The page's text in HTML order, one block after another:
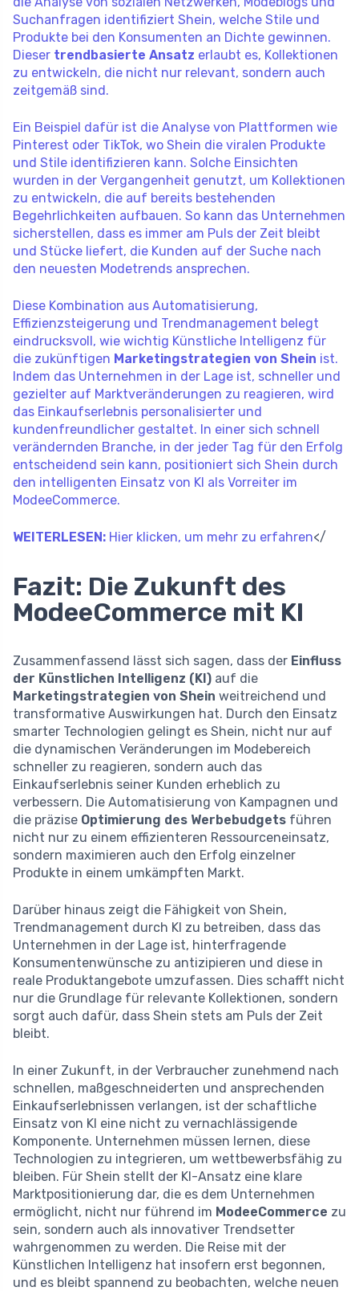
Suchanfragen identifiziert Shein, welche Stile und
Produkte bei den Konsumenten an Dichte gewinnen.
Dieser trendbasierte Ansatz erlaubt es, Kollektionen
zu entwickeln, die nicht nur relevant, sondern auch
zeitgemäß sind.
Ein Beispiel dafür ist die Analyse von Plattformen wie
Pinterest oder TikTok, wo Shein die viralen Produkte
und Stile identifizieren kann. Solche Einsichten
wurden in der Vergangenheit genutzt, um Kollektionen
zu entwickeln, die auf bereits bestehenden
Begehrlichkeiten aufbauen. So kann das Unternehmen
sicherstellen, dass es immer am Puls der Zeit bleibt
und Stücke liefert, die Kunden auf der Suche nach
den neuesten Modetrends ansprechen.
Diese Kombination aus Automatisierung,
Effizienzsteigerung und Trendmanagement belegt
eindrucksvoll, wie wichtig Künstliche Intelligenz für
die zukünftigen Marketingstrategien von Shein ist.
Indem das Unternehmen in der Lage ist, schneller und
gezielter auf Marktveränderungen zu reagieren, wird
das Einkaufserlebnis personalisierter und
kundenfreundlicher gestaltet. In einer sich schnell
verändernden Branche, in der jeder Tag für den Erfolg
entscheidend sein kann, positioniert sich Shein durch
den intelligenten Einsatz von KI als Vorreiter im
ModeeCommerce.
WEITERLESEN: Hier klicken, um mehr zu erfahren</
Fazit: Die Zukunft des
ModeeCommerce mit KI
Zusammenfassend lässt sich sagen, dass der Einfluss
der Künstlichen Intelligenz (KI) auf die
Marketingstrategien von Shein weitreichend und
transformative Auswirkungen hat. Durch den Einsatz
smarter Technologien gelingt es Shein, nicht nur auf
die dynamischen Veränderungen im Modebereich
schneller zu reagieren, sondern auch das
Einkaufserlebnis seiner Kunden erheblich zu
verbessern. Die Automatisierung von Kampagnen und
die präzise Optimierung des Werbebudgets führen
nicht nur zu einem effizienteren Ressourceneinsatz,
sondern maximieren auch den Erfolg einzelner
Produkte in einem umkämpften Markt.
Darüber hinaus zeigt die Fähigkeit von Shein,
Trendmanagement durch KI zu betreiben, dass das
Unternehmen in der Lage ist, hinterfragende
Konsumentenwünsche zu antizipieren und diese in
reale Produktangebote umzufassen. Dies schafft nicht
nur die Grundlage für relevante Kollektionen, sondern
sorgt auch dafür, dass Shein stets am Puls der Zeit
bleibt.
In einer Zukunft, in der Verbraucher zunehmend nach
schnellen, maßgeschneiderten und ansprechenden
Einkaufserlebnissen verlangen, ist der schaftliche
Einsatz von KI eine nicht zu vernachlässigende
Komponente. Unternehmen müssen lernen, diese
Technologien zu integrieren, um wettbewerbsfähig zu
bleiben. Für Shein stellt der KI-Ansatz eine klare
Marktpositionierung dar, die es dem Unternehmen
ermöglicht, nicht nur führend im ModeeCommerce zu
sein, sondern auch als innovativer Trendsetter
wahrgenommen zu werden. Die Reise mit der
Künstlichen Intelligenz hat insofern erst begonnen,
und es bleibt spannend zu beobachten, welche neuen